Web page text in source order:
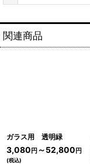
関連商品
ガラス用 透明緑
3,080 円 ～52,800 円
(税込)